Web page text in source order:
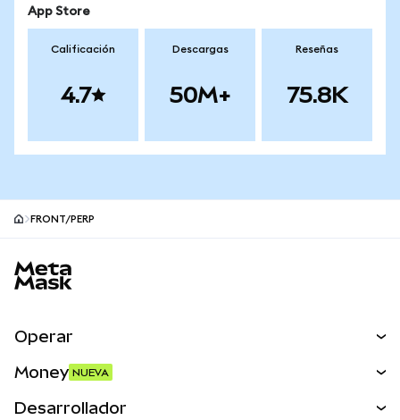
App Store
Calificación
4.7
Descargas
50M+
Reseñas
75.8K
FRONT/PERP
Operar
Money NUEVA
Desarrollador